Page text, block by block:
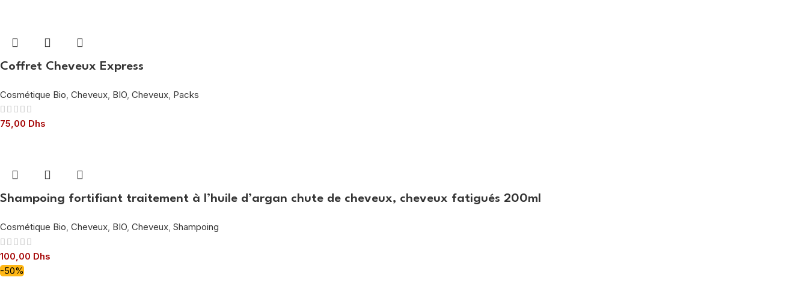
Coffret Cheveux Express
Cosmétique Bio Cheveux BIO Cheveux Packs
75,00 Dhs
Shampoing fortifiant traitement à l’huile d’argan chute de cheveux, cheveux fatigués 200ml
Cosmétique Bio, Cheveux, BIO, Cheveux, Shampoing
100,00 Dhs
-50%